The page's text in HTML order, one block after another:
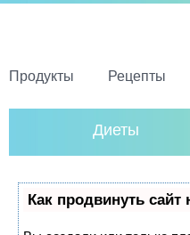
Продукты Рецепты
Диеты
Как продвинуть